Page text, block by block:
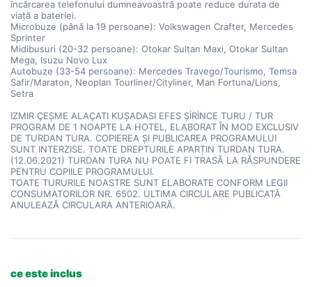
încărcarea telefonului dumneavoastră poate reduce durata de
viață a bateriei.
Microbuze (până la 19 persoane): Volkswagen Crafter, Mercedes
Sprinter
Midibusuri (20-32 persoane): Otokar Sultan Maxi, Otokar Sultan
Mega, Isuzu Novo Lux
Autobuze (33-54 persoane): Mercedes Travego/Tourismo, Temsa
Safir/Maraton, Neoplan Tourliner/Cityliner, Man Fortuna/Lions,
Setra
IZMIR ÇEŞME ALAÇATI KUŞADASI EFES ŞİRİNCE TURU / TUR
PROGRAM DE 1 NOAPTE LA HOTEL, ELABORAT ÎN MOD EXCLUSIV
DE TURDAN TURA. COPIEREA ȘI PUBLICAREA PROGRAMULUI
SUNT INTERZISE. TOATE DREPTURILE APARȚIN TURDAN TURA.
(12.06.2021) TURDAN TURA NU POATE FI TRASĂ LA RĂSPUNDERE
PENTRU COPIILE PROGRAMULUI.
TOATE TURURILE NOASTRE SUNT ELABORATE CONFORM LEGII
CONSUMATORILOR NR. 6502. ULTIMA CIRCULARE PUBLICATĂ
ANULEAZĂ CIRCULARA ANTERIOARĂ.
ce este inclus